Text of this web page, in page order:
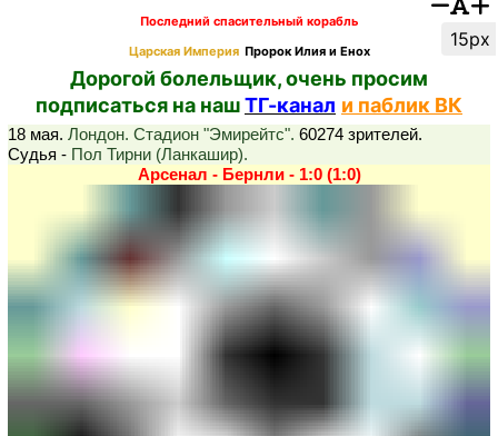
15px
Последний спасительный корабль
Царская Империя Пророк Илия и Енох
Дорогой болельщик, очень просим
подписаться на нашТГ-канал и паблик ВК
18 мая. Лондон. Стадион "Эмирейтс". 60274 зрителей.
Судья - Пол Тирни (Ланкашир).
Арсенал - Бернли - 1:0 (1:0)